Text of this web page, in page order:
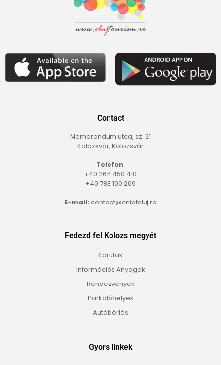
Contact
Memorandum utca, sz. 21
Kolozsvár, Kolozsvár
Telefon:
+40 264 450 410
+40 788 100 209
E-mail: contact@cniptcluj.ro
Fedezd fel Kolozs megyét
Körutak
Információs Anyagok
Rendezvenyek
Parkolóhelyek
Autóbérlés
Gyors linkek